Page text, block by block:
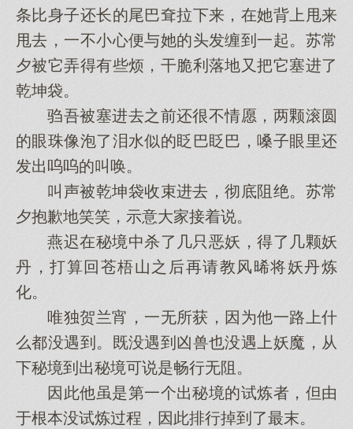
条比身子还长的尾巴耷拉下来，在她背上甩来
甩去，一不小心便与她的头发缠到一起。苏常
夕被它弄得有些烦，干脆利落地又把它塞进了
乾坤袋。
驺吾被塞进去之前还很不情愿，两颗滚圆
的眼珠像泡了泪水似的眨巴眨巴，嗓子眼里还
发出呜呜的叫唤。
叫声被乾坤袋收束进去，彻底阻绝。苏常
夕抱歉地笑笑，示意大家接着说。
燕迟在秘境中杀了几只恶妖，得了几颗妖
丹，打算回苍梧山之后再请教风晞将妖丹炼
化。
唯独贺兰宵，一无所获，因为他一路上什
么都没遇到。既没遇到凶兽也没遇上妖魔，从
下秘境到出秘境可说是畅行无阻。
因此他虽是第一个出秘境的试炼者，但由
于根本没试炼过程，因此排行掉到了最末。